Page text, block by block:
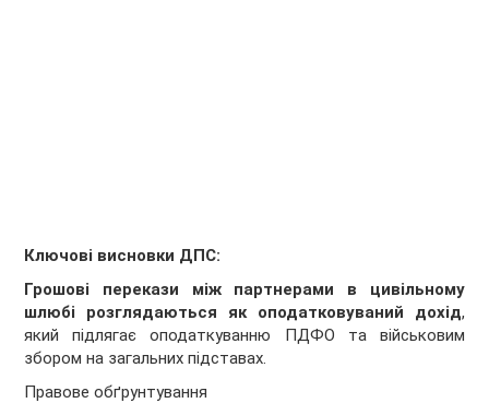
Ключові висновки ДПС:
Грошові перекази між партнерами в цивільному
шлюбі розглядаються як оподатковуваний дохід,
який підлягає оподаткуванню ПДФО та військовим
збором на загальних підставах.
Правове обґрунтування